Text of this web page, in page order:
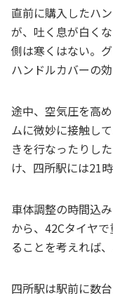
直前に購入したハ
が、吐く息が白く
側は寒くはない。
ハンドルカバーの
途中、空気圧を高
ムに微妙に接触し
きを行なったりし
け、四所駅には21
車体調整の時間込
から、42Cタイヤ
ることを考えれば
四所駅は駅前に数